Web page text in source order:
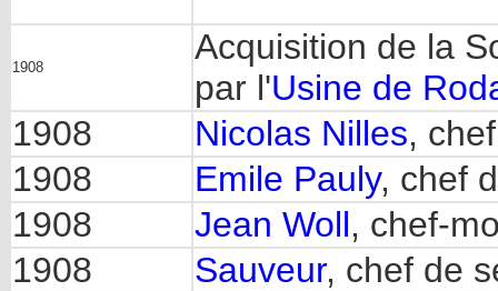
1908
Acquisition de la
par l'Usine de
1908
Nicolas Nilles,
1908
Emile Pauly, chef
1908
Jean Woll, chef-
1908
Sauveur, chef de